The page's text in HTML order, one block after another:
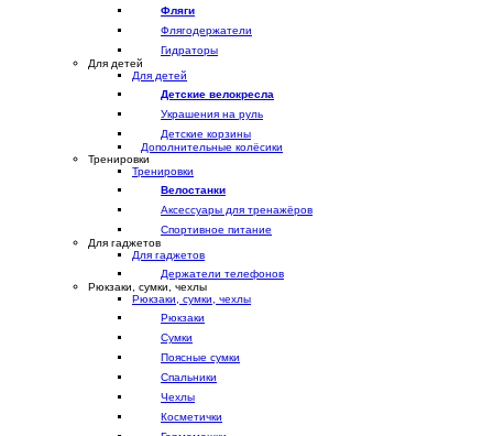
Фляги
Флягодержатели
Гидраторы
Для детей
Для детей
Детские велокресла
Украшения на руль
Детские корзины
Дополнительные колёсики
Тренировки
Тренировки
Велостанки
Аксессуары для тренажёров
Спортивное питание
Для гаджетов
Для гаджетов
Держатели телефонов
Рюкзаки, сумки, чехлы
Рюкзаки, сумки, чехлы
Рюкзаки
Сумки
Поясные сумки
Спальники
Чехлы
Косметички